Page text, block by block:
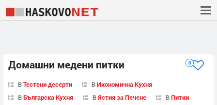
Домашни медени питки 0
ВТестени десерти ВИкономична Кухня
ВБългарска Кухня ВЯстия за Печене ВПитки